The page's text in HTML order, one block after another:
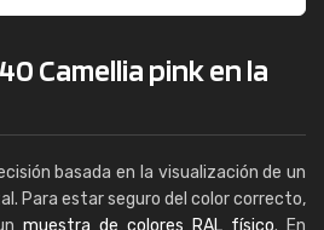
Camellia pink en la
basada en la visualización de un
Para estar seguro del color correcto,
muestra de colores RAL físico. En